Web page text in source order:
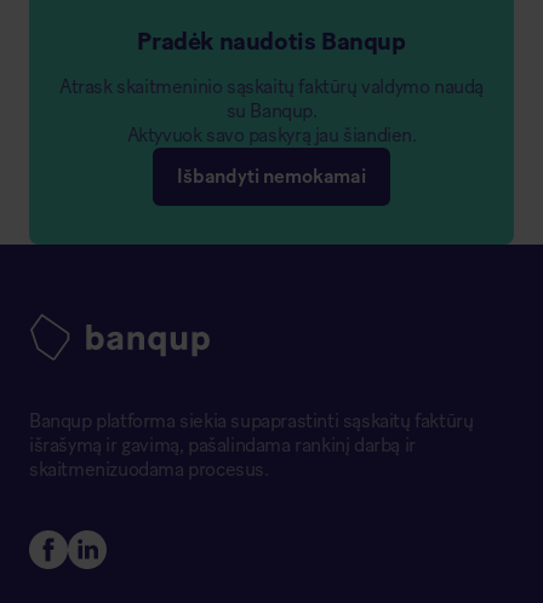
Pradėk naudotis Banqup
Atrask skaitmeninio sąskaitų faktūrų valdymo naudą
su Banqup.
Aktyvuok savo paskyrą jau šiandien.
Išbandyti nemokamai
Banqup platforma siekia supaprastinti sąskaitų faktūrų
išrašymą ir gavimą, pašalindama rankinį darbą ir
skaitmenizuodama procesus.